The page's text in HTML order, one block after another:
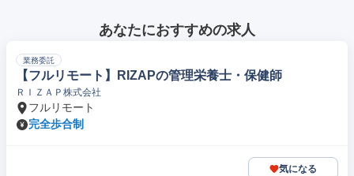
あなたにおすすめの求人
業務委託
【フルリモート】RIZAPの管理栄養士・保健師
ＲＩＺＡＰ株式会社
フルリモート
完全歩合制
気になる